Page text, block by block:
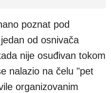
poznat pod
od osnivača
nije osuđivan tokom
nalazio na čelu "pet
organizovanim